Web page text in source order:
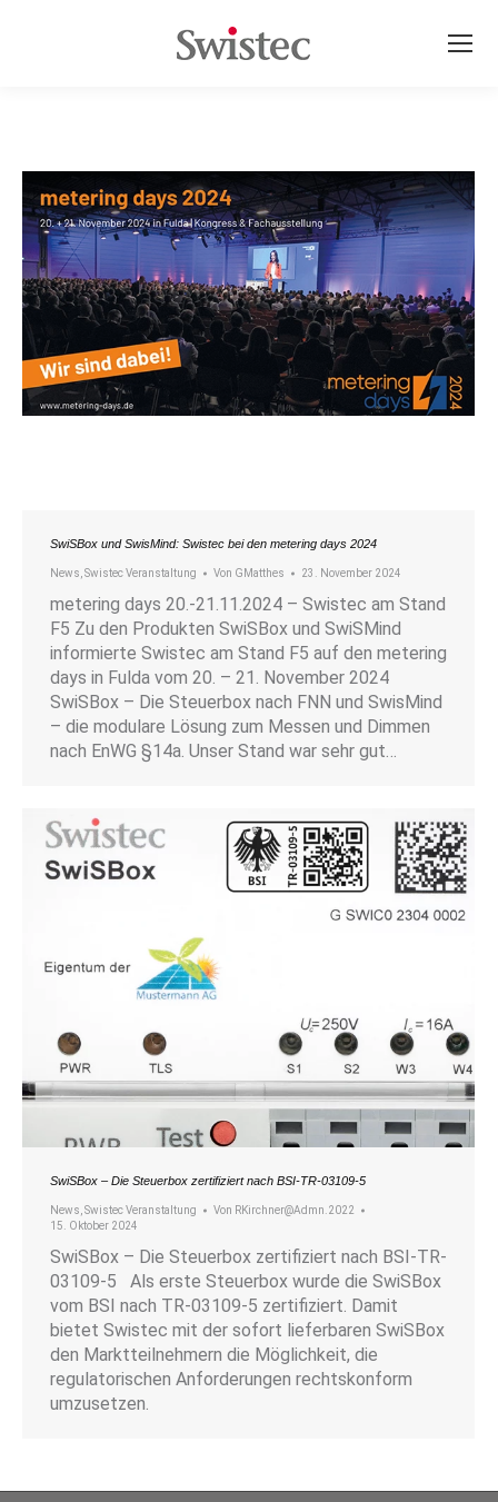
SwiSBox und SwisMind: Swistec bei den metering days 2024
News,Swistec Veranstaltung Von GMatthes 23. November 2024
metering days 20.-21.11.2024 – Swistec am Stand
F5 Zu den Produkten SwiSBox und SwiSMind
informierte Swistec am Stand F5 auf den metering
days in Fulda vom 20. – 21. November 2024
SwiSBox – Die Steuerbox nach FNN und SwisMind
– die modulare Lösung zum Messen und Dimmen
nach EnWG §14a. Unser Stand war sehr gut…
SwiSBox – Die Steuerbox zertifiziert nach BSI-TR-03109-5
News,Swistec Veranstaltung Von RKirchner@Admn.2022
15. Oktober 2024
SwiSBox – Die Steuerbox zertifiziert nach BSI-TR-
03109-5 Als erste Steuerbox wurde die SwiSBox
vom BSI nach TR-03109-5 zertifiziert. Damit
bietet Swistec mit der sofort lieferbaren SwiSBox
den Marktteilnehmern die Möglichkeit, die
regulatorischen Anforderungen rechtskonform
umzusetzen.